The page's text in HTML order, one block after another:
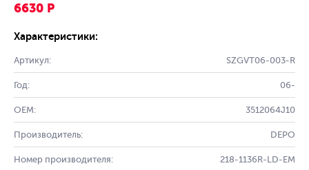
6630 Р
Характеристики:
Артикул: SZGVT06-003-R
Год: 06-
OEM: 3512064J10
Производитель: DEPO
Номер производителя: 218-1136R-LD-EM